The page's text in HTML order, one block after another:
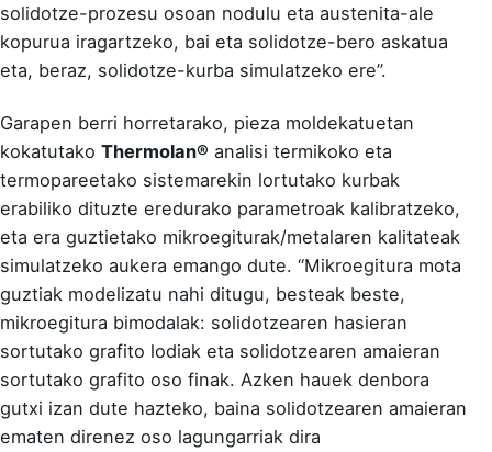
solidotze-prozesu osoan nodulu eta austenita-ale
kopurua iragartzeko, bai eta solidotze-bero askatua
eta, beraz, solidotze-kurba simulatzeko ere”.
Garapen berri horretarako, pieza moldekatuetan
kokatutako Thermolan® analisi termikoko eta
termopareetako sistemarekin lortutako kurbak
erabiliko dituzte eredurako parametroak kalibratzeko,
eta era guztietako mikroegiturak/metalaren kalitateak
simulatzeko aukera emango dute. “Mikroegitura mota
guztiak modelizatu nahi ditugu, besteak beste,
mikroegitura bimodalak: solidotzearen hasieran
sortutako grafito lodiak eta solidotzearen amaieran
sortutako grafito oso finak. Azken hauek denbora
gutxi izan dute hazteko, baina solidotzearen amaieran
ematen direnez oso lagungarriak dira